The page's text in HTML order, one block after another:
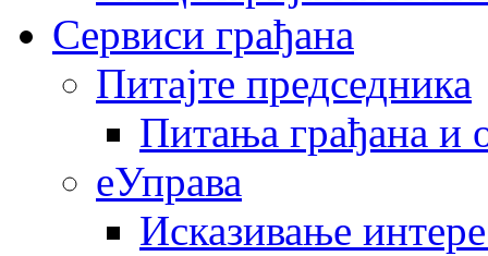
Сервиси грађана
Питајте председника
Питања грађана и
еУправа
Исказивање